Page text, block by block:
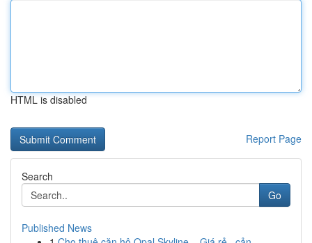
HTML is disabled
Report Page
Search
Go
Published News